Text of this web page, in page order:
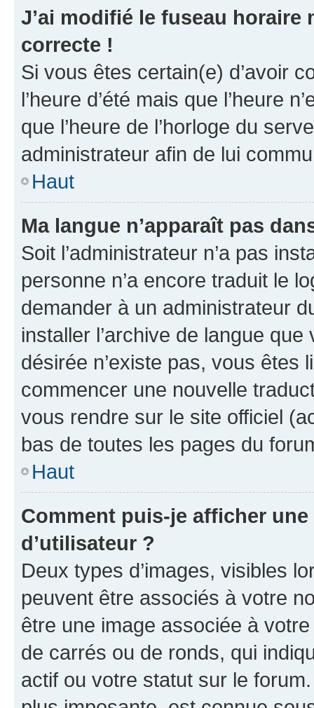
J’ai modifié le fuseau horaire
correcte !
Si vous êtes certain(e) d’avoir
l’heure d’été mais que l’heure
que l’heure de l’horloge du
administrateur afin de lui
Haut
Ma langue n’apparaît pas
Soit l’administrateur n’a pas
personne n’a encore traduit le
demander à un administrateur
installer l’archive de langue
désirée n’existe pas, vous êtes
commencer une nouvelle
vous rendre sur le site officiel
bas de toutes les pages du
Haut
Comment puis-je afficher
d’utilisateur ?
Deux types d’images, visibles
peuvent être associés à votre
être une image associée à
de carrés ou de ronds, qui
actif ou votre statut sur le